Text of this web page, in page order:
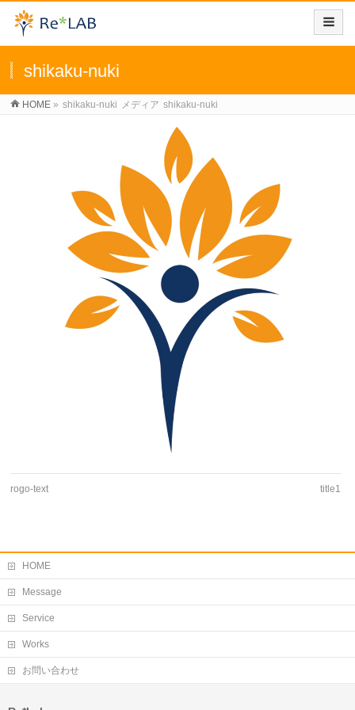
shikaku-nuki
HOME » shikaku-nuki メディア shikaku-nuki
rogo-text title1
HOME
Message
Service
Works
お問い合わせ